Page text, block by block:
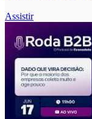
Assistir